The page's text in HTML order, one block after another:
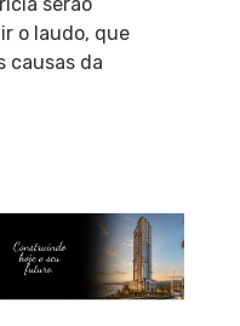
serão
o laudo, que
causas da